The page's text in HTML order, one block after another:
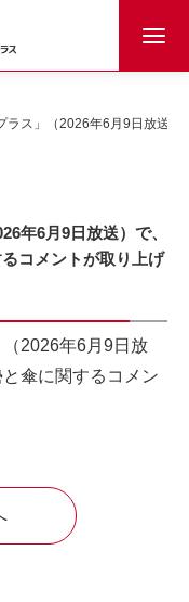
ラス」（2026年6月9日放送
年6月9日放送）で、
コメントが取り上げ
2026年6月9日放
傘に関するコメン